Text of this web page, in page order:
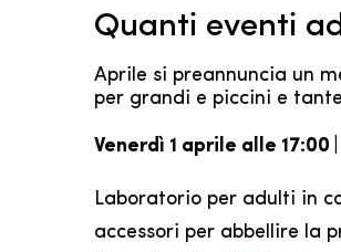
Quanti eventi
Aprile si preannuncia un
per grandi e piccini e
Venerdì 1 aprile alle
Laboratorio per adulti in
accessori per abbellire la